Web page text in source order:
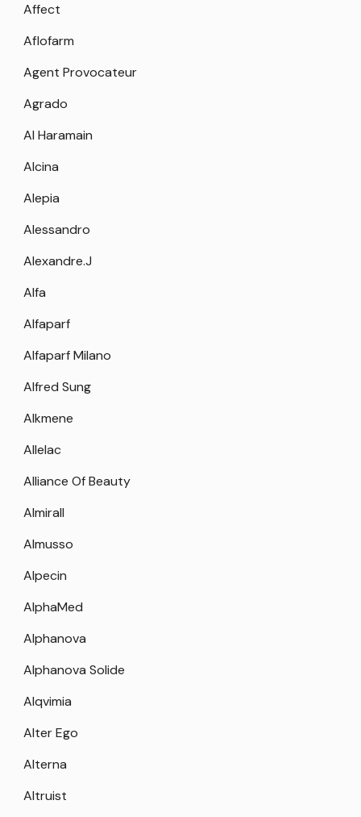
Affect
Aflofarm
Agent Provocateur
Agrado
Al Haramain
Alcina
Alepia
Alessandro
Alexandre.J
Alfa
Alfaparf
Alfaparf Milano
Alfred Sung
Alkmene
Allelac
Alliance Of Beauty
Almirall
Almusso
Alpecin
AlphaMed
Alphanova
Alphanova Solide
Alqvimia
Alter Ego
Alterna
Altruist